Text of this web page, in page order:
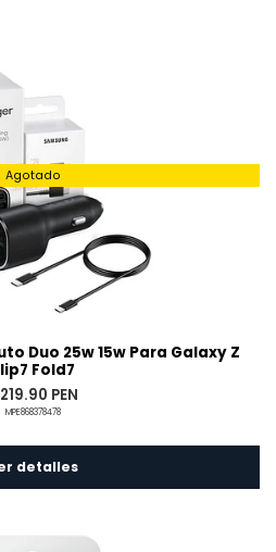
Agotado
Duo 25w 15w Para Galaxy Z
Fold7
PEN
MPE868378478
detalles